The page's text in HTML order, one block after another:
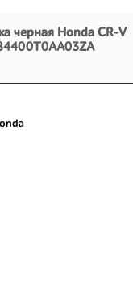
черная Honda CR-V